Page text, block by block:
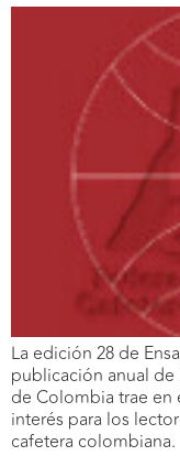
La edición 28 de
publicación anual
de Colombia trae en
interés para los
cafetera colombiana.